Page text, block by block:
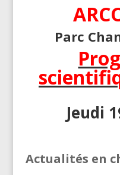
Parc
Jeudi
Actualités en